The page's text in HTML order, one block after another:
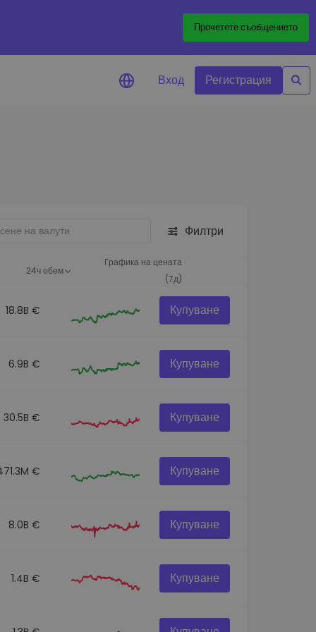
Прочетете съобщението
изпълнение
Вход Регистрация
Филтри
24ч обем
Графика на цената
(7д)
18.8B € Купуване
6.9B € Купуване
30.5B € Купуване
€ Купуване
8.0B € Купуване
1.4B € Купуване